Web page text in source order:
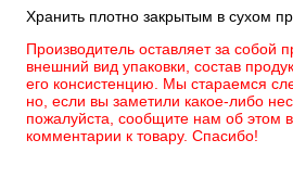
Хранить плотно закрытым в сухом
Производитель оставляет за собой
внешний вид упаковки, состав
его консистенцию. Мы стараемся
но, если вы заметили какое-либо
пожалуйста, сообщите нам об этом
комментарии к товару. Спасибо!